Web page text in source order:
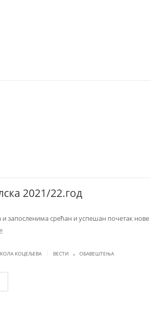
2021/22.год
запосленима срећан и успешан почетак нове
КОЦЕЉЕВА ВЕСТИ . ОБАВЕШТЕЊА